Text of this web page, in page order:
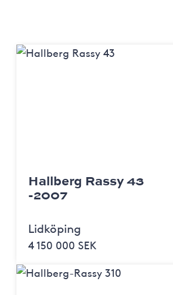
Hallberg Rassy 43
-2007
Lidköping
4 150 000 SEK